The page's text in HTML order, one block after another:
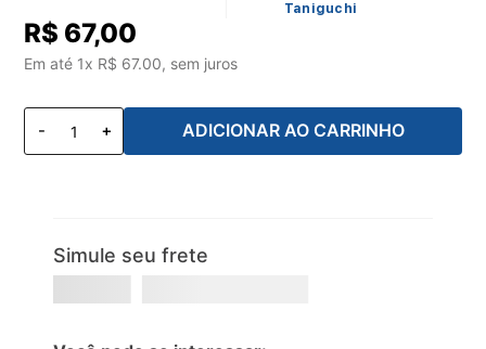
Taniguchi
R$ 67,00
Em até 1x R$ 67.00, sem juros
ADICIONAR AO CARRINHO
Simule seu frete